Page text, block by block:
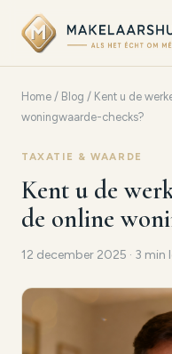
Home / Blog / Kent u de
woningwaarde-checks?
TAXATIE & WAARDE
Kent u de
de online
12 december 2025 · 3 min